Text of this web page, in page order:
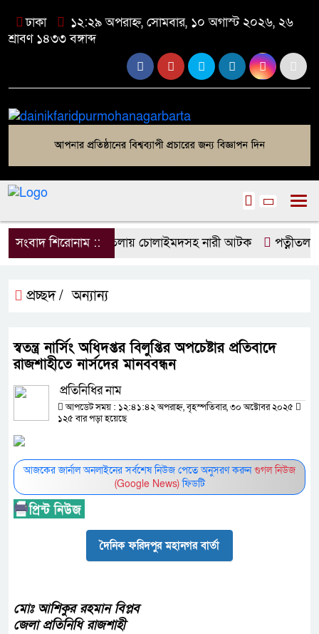
ঢাকা
১২:২৯ অপরাহ্ন, সোমবার, ১০ অগাস্ট ২০২৬, ২৬
শ্রাবণ ১৪৩৩ বঙ্গাব্দ
সংবাদ শিরোনাম ::পত্নীতলায় চোলাইমদসহ নারী আটক পত্নীতলায়
প্রচ্ছদ / অন্যান্য
স্বতন্ত্র নার্সিং অধিদপ্তর বিলুপ্তির অপচেষ্টার প্রতিবাদে
রাজশাহীতে নার্সদের মানববন্ধন
প্রতিনিধির নাম
আপডেট সময় : ১২:৪১:৪২ অপরাহ্ন, বৃহস্পতিবার, ৩০ অক্টোবর ২০২৫
১২৫ বার পড়া হয়েছে
আজকের জার্নাল অনলাইনের সর্বশেষ নিউজ পেতে অনুসরণ করুনগুগল নিউজ
(Google News)ফিডটি
দৈনিক ফরিদপুর মহানগর বার্তা
মোঃ আশিকুর রহমান বিপ্লব
জেলা প্রতিনিধি রাজশাহী